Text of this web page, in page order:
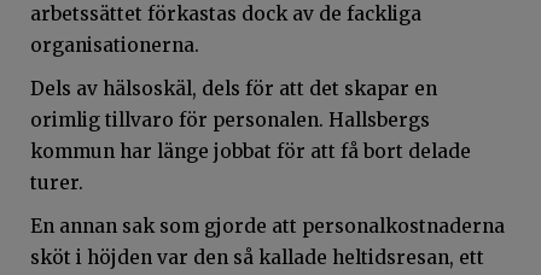
arbetssättet förkastas dock av de fackliga
organisationerna.
Dels av hälsoskäl, dels för att det skapar en
orimlig tillvaro för personalen. Hallsbergs
kommun har länge jobbat för att få bort delade
turer.
En annan sak som gjorde att personalkostnaderna
sköt i höjden var den så kallade heltidsresan, ett